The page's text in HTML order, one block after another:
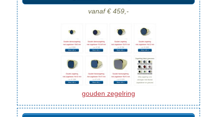
vanaf € 459,-
gouden zegelring